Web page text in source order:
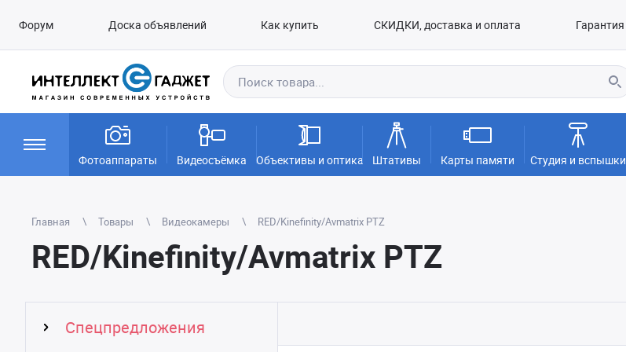
Форум Доска объявлений Как купить СКИДКИ, доставка и оплата Гарантия
Фотоаппараты Видеосъёмка Объективы и оптика Штативы Карты памяти Студия и вспышки
Главная Товары Видеокамеры RED/Kinefinity/Avmatrix PTZ
RED/Kinefinity/Avmatrix PTZ
Спецпредложения